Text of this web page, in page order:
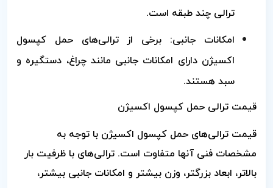
ترالی چند طبقه است.
امکانات جانبی: برخی از ترالی‌های حمل کپسول
اکسیژن دارای امکانات جانبی مانند چراغ، دستگیره و
سبد هستند.
قیمت ترالی حمل کپسول اکسیژن
قیمت ترالی‌های حمل کپسول اکسیژن با توجه به
مشخصات فنی آنها متفاوت است. ترالی‌های با ظرفیت بار
بالاتر، ابعاد بزرگتر، وزن بیشتر و امکانات جانبی بیشتر،